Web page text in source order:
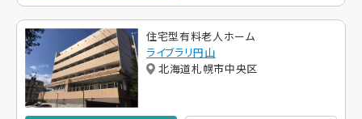
住宅型有料老人ホーム
ライブラリ円山
北海道札幌市中央区